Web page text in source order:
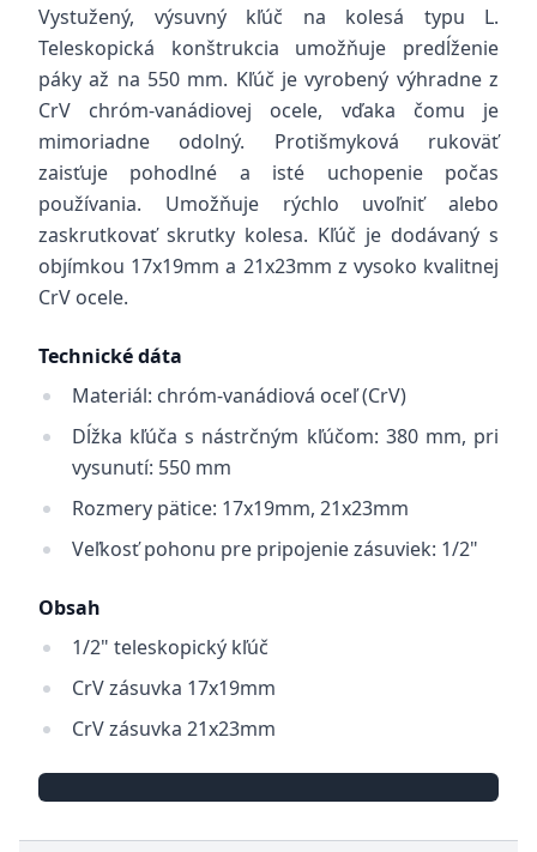
Vystužený, výsuvný kľúč na kolesá typu L.
Teleskopická konštrukcia umožňuje predĺženie
páky až na 550 mm. Kľúč je vyrobený výhradne z
CrV chróm-vanádiovej ocele, vďaka čomu je
mimoriadne odolný. Protišmyková rukoväť
zaisťuje pohodlné a isté uchopenie počas
používania. Umožňuje rýchlo uvoľniť alebo
zaskrutkovať skrutky kolesa. Kľúč je dodávaný s
objímkou 17x19mm a 21x23mm z vysoko kvalitnej
CrV ocele.
Technické dáta
Materiál: chróm-vanádiová oceľ (CrV)
Dĺžka kľúča s nástrčným kľúčom: 380 mm, pri
vysunutí: 550 mm
Rozmery pätice: 17x19mm, 21x23mm
Veľkosť pohonu pre pripojenie zásuviek: 1/2"
Obsah
1/2" teleskopický kľúč
CrV zásuvka 17x19mm
CrV zásuvka 21x23mm